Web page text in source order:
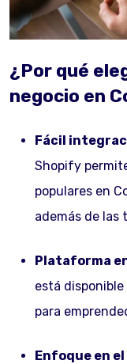
¿Por qué
negocio en
Fácil
Shopify
populares en
además de
Plataforma
está
para
Enfoque en